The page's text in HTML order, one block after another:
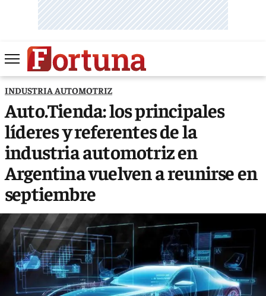
INDUSTRIA AUTOMOTRIZ
Auto.Tienda: los principales
líderes y referentes de la
industria automotriz en
Argentina vuelven a reunirse en
septiembre